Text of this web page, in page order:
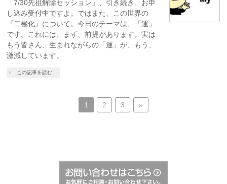
「7/30先祖解除セッション」、引き続き、お申
し込み受付中ですよ。ではまた、この世界の
『二極化』について。今日のテーマは、「運」
です。これには、まず、前提があります。実は
もう皆さん、生まれながらの「運」が、もう、
激減しています。
この記事を読む
1 2 3 »